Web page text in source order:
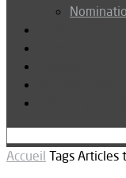
Accueil Tags Articles